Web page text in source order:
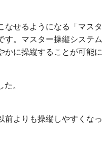
なせるようになる「マスタ
す。マスター操縦システム
かに操縦することが可能に
。
前よりも操縦しやすくなっ